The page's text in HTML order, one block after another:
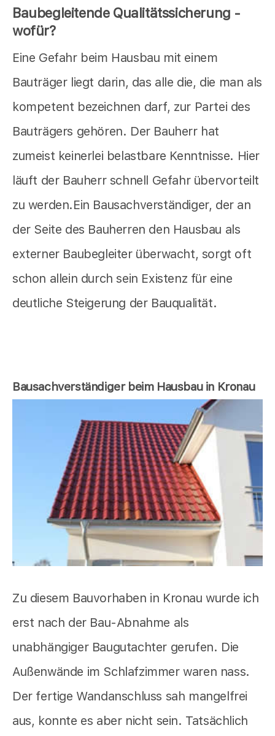
Baubegleitende Qualitätssicherung -
wofür?
Eine Gefahr beim Hausbau mit einem
Bauträger liegt darin, das alle die, die man als
kompetent bezeichnen darf, zur Partei des
Bauträgers gehören. Der Bauherr hat
zumeist keinerlei belastbare Kenntnisse. Hier
läuft der Bauherr schnell Gefahr übervorteilt
zu werden.Ein Bausachverständiger, der an
der Seite des Bauherren den Hausbau als
externer Baubegleiter überwacht, sorgt oft
schon allein durch sein Existenz für eine
deutliche Steigerung der Bauqualität.
Bausachverständiger beim Hausbau in Kronau
Zu diesem Bauvorhaben in Kronau wurde ich
erst nach der Bau-Abnahme als
unabhängiger Baugutachter gerufen. Die
Außenwände im Schlafzimmer waren nass.
Der fertige Wandanschluss sah mangelfrei
aus, konnte es aber nicht sein. Tatsächlich